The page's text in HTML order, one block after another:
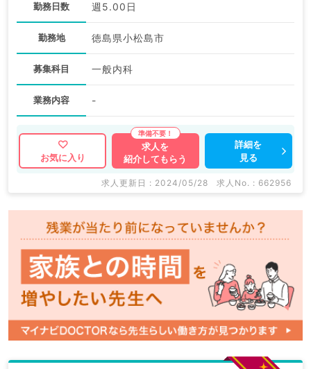
勤務日数 週5.00日
勤務地 徳島県小松島市
募集科目 一般内科
業務内容 -
お気に入り
求人を
紹介してもらう
詳細を
見る
求人更新日 : 2024/05/28 求人No. : 662956